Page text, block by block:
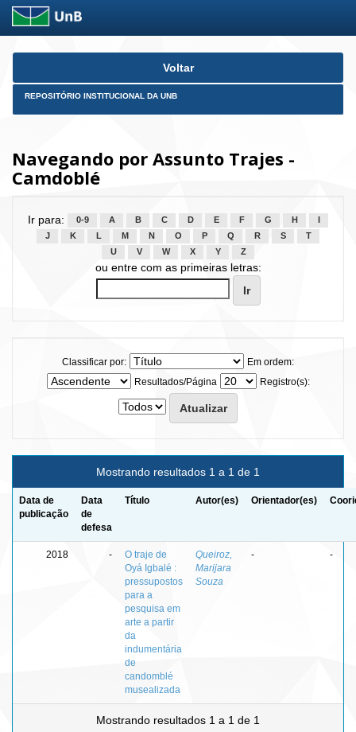
Skip
Voltar
REPOSITÓRIO INSTITUCIONAL DA UNB
Navegando por Assunto Trajes -
Camdoblé
Ir para: 0-9 A B C D E F G H
J
K L M N O P Q R S
T
U
V W X Y Z
ou entre com as primeiras letras:
Classificar por:
Em ordem:
Resultados/Página
Registro(s):
Mostrando resultados 1 a 1 de 1
Data de
publicação
Data
de
defesa
Título Autor(es) Orientador(es)
2018 -
O traje de
Oyá Igbalé :
pressupostos
para a
pesquisa em
arte a partir
da
indumentária
de
candomblé
musealizada
Queiroz,
Marijara
Souza
- -
Mostrando resultados 1 a 1 de 1